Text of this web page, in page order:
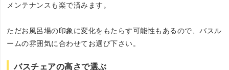
メンテナンスも楽で済みます。
ただお風呂場の印象に変化をもたらす可能性もあるので、バスル
ームの雰囲気に合わせてお選び下さい。
バスチェアの高さで選ぶ